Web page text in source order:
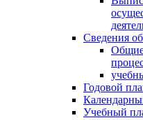
Сведения
Общие
Годовой
Учебный